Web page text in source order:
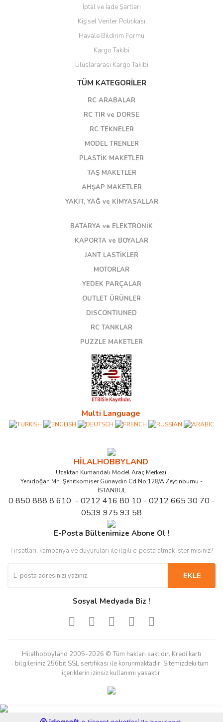
İptal ve İade Şartları
Kişisel Veriler Politikası
Havale Bildirim Formu
Kargo Takibi
Uluslararası Kargo Takibi
TÜM KATEGORİLER
RC ARABALAR
RC TIR ve DORSE
RC TEKNELER
MODEL TRENLER
PLASTİK MAKETLER
TAŞ MAKETLER
AHŞAP MAKETLER
YAKIT, YAĞ ve KİMYASALLAR
BATARYA ve ELEKTRONİK
KAPORTA ve BOYALAR
JANT LASTİKLER
MOTORLAR
YEDEK PARÇALAR
OUTLET ÜRÜNLER
DISCONTIUNED
RC TANKLAR
PUZZLE MAKETLER
Multi Language
HİLALHOBBYLAND
Uzaktan Kumandalı Model Araç Merkezi
Yenidoğan Mh. Şehitkomiser Günaydın Cd.No:128/A Zeytinburnu -
İSTANBUL
0 850 888 8 610 - 0212 416 80 10 - 0212 665 30 70 -
0539 975 93 58
E-Posta Bültenimize Abone Ol !
Fırsatları, kampanya ve duyuruları ile ilgili e-posta almak ister misiniz?
EKLE
Sosyal Medyada Biz !
Hilalhobbyland 2005-2026 © Tüm hakları saklıdır. Kredi kartı
bilgileriniz 256bit SSL sertifikası ile korunmaktadır. Sitemizdeki tüm
içeriklerin izinsiz kullanımı yasaktır.